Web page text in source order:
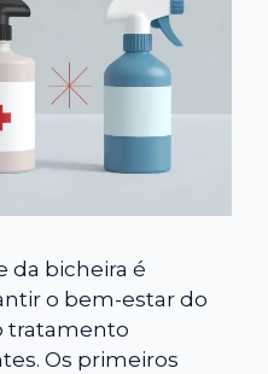
da bicheira é
o bem-estar do
tratamento
Os primeiros